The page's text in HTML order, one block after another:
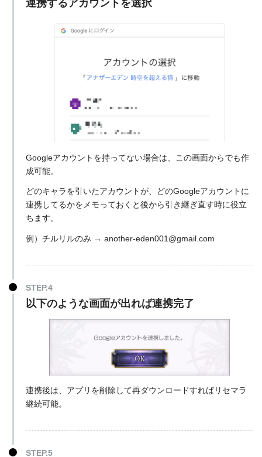
連携するアカウントを選択
Googleアカウントを持ってない場合は、この画面からでも作
成可能。
どのキャラを引いたアカウントが、どのGoogleアカウントに
連携してるかをメモっておくと後から引き継ぎ直す時に役立
ちます。
例）チルリルのみ → another-eden001@gmail.com
以下のような画面が出れば連携完了
連携後は、アプリを削除して再ダウンロードすればリセマラ
継続可能。